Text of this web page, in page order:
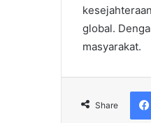
global.
masyarakat.
Share